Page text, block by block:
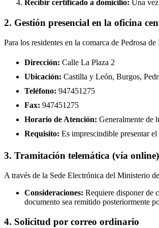
Recibir certificado a domicilio: Una
2. Gestión presencial en la oficina
Para los residentes en la comarca de Pedrosa
Dirección: Calle La Plaza 2
Ubicación: Castilla y León, Burgos,
Teléfono: 947451275
Fax: 947451275
Horario de Atención: Generalmente de
Requisito: Es imprescindible presentar
3. Tramitación telemática (vía online)
A través de la Sede Electrónica del Ministerio
Consideraciones: Requiere disponer de
documento sea remitido posteriormente
4. Solicitud por correo ordinario